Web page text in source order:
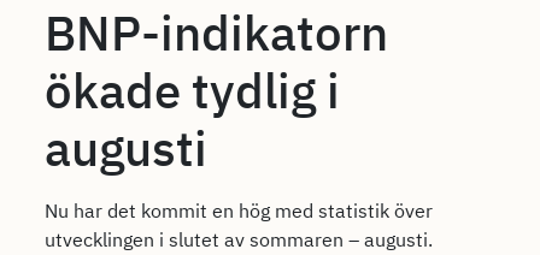
BNP-indikatorn
ökade tydlig i
augusti
Nu har det kommit en hög med statistik över
utvecklingen i slutet av sommaren – augusti.